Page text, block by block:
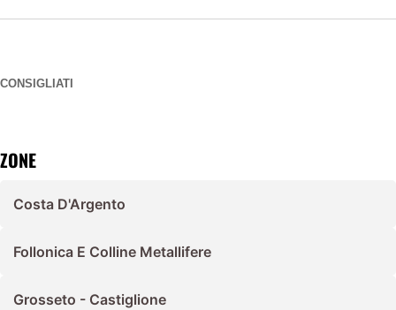
CONSIGLIATI
ZONE
Costa D'Argento
Follonica E Colline Metallifere
Grosseto - Castiglione